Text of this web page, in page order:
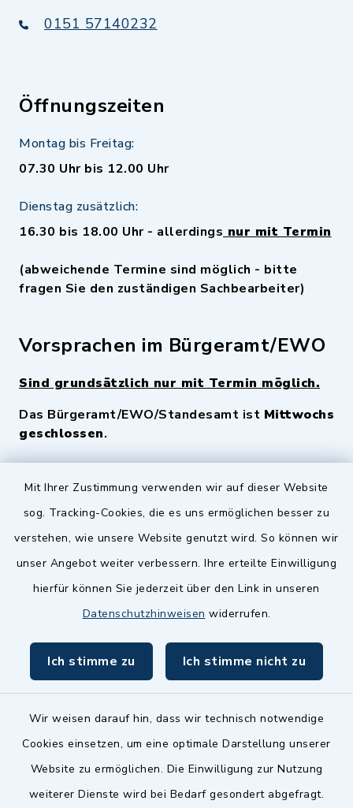
Mit Ihrer Zustimmung verwenden wir auf dieser Website
sog. Tracking-Cookies, die es uns ermöglichen besser zu
verstehen, wie unsere Website genutzt wird. So können wir
unser Angebot weiter verbessern. Ihre erteilte Einwilligung
hierfür können Sie jederzeit über den Link in unseren
Datenschutzhinweisen widerrufen.
Ich stimme zu Ich stimme nicht zu
Wir weisen darauf hin, dass wir technisch notwendige
Cookies einsetzen, um eine optimale Darstellung unserer
Website zu ermöglichen. Die Einwilligung zur Nutzung
weiterer Dienste wird bei Bedarf gesondert abgefragt.
0151 57140232
Öffnungszeiten
Montag bis Freitag:
07.30 Uhr bis 12.00 Uhr
Dienstag zusätzlich:
16.30 bis 18.00 Uhr - allerdings nur mit Termin
(abweichende Termine sind möglich - bitte
fragen Sie den zuständigen Sachbearbeiter)
Vorsprachen im Bürgeramt/EWO
Sind grundsätzlich nur mit Termin möglich.
Das Bürgeramt/EWO/Standesamt ist Mittwochs
geschlossen.
Quicklinks
Zenngrund Allianz
Dillenberggruppe
inixmedia GmbH